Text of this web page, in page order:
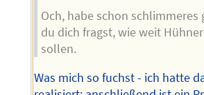
Och, habe schon schlimmeres
du dich fragst, wie weit
sollen.
Was mich so fuchst - ich hatte